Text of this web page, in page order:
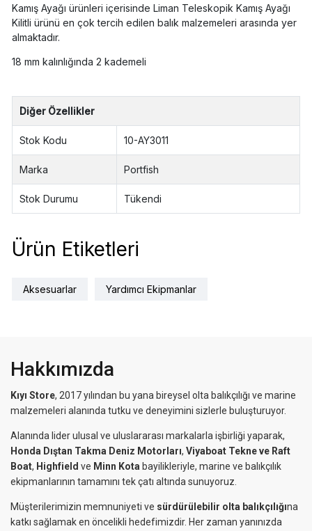
Kamış Ayağı ürünleri içerisinde Liman Teleskopik Kamış Ayağı
Kilitli ürünü en çok tercih edilen balık malzemeleri arasında yer
almaktadır.
18 mm kalınlığında 2 kademeli
Diğer Özellikler
Stok Kodu 10-AY3011
Marka Portfish
Stok Durumu Tükendi
Ürün Etiketleri
Aksesuarlar Yardımcı Ekipmanlar
Hakkımızda
Kıyı Store, 2017 yılından bu yana bireysel olta balıkçılığı ve marine
malzemeleri alanında tutku ve deneyimini sizlerle buluşturuyor.
Alanında lider ulusal ve uluslararası markalarla işbirliği yaparak,
Honda Dıştan Takma Deniz Motorları, Viyaboat Tekne ve Raft
Boat, Highfield ve Minn Kota bayilikleriyle, marine ve balıkçılık
ekipmanlarının tamamını tek çatı altında sunuyoruz.
Müşterilerimizin memnuniyeti ve sürdürülebilir olta balıkçılığına
katkı sağlamak en öncelikli hedefimizdir. Her zaman yanınızda